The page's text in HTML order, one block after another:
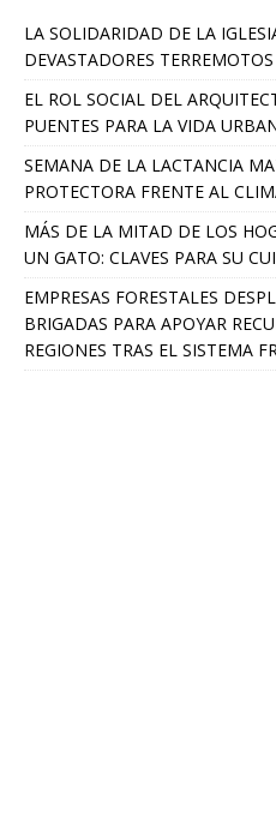
LA SOLIDARIDAD DE LA
DEVASTADORES
EL ROL SOCIAL DEL
PUENTES PARA LA VIDA
SEMANA DE LA LACTANCIA
PROTECTORA FRENTE AL
MÁS DE LA MITAD DE LOS
UN GATO: CLAVES PARA SU
EMPRESAS FORESTALES
BRIGADAS PARA APOYAR
REGIONES TRAS EL SISTEMA